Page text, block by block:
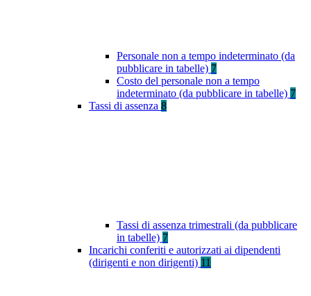
Personale non a tempo indeterminato (da
pubblicare in tabelle) 7
Costo del personale non a tempo
indeterminato (da pubblicare in tabelle) 7
Tassi di assenza 8
Tassi di assenza trimestrali (da pubblicare
in tabelle) 7
Incarichi conferiti e autorizzati ai dipendenti
(dirigenti e non dirigenti) 11